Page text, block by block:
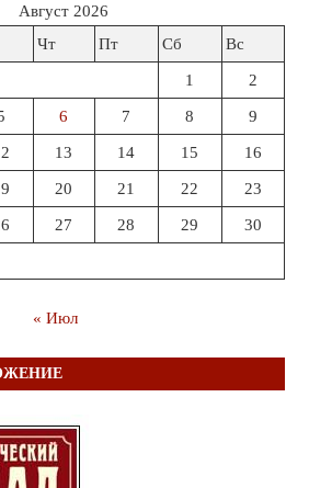
Август 2026
Чт Пт Сб Вс
1 2
6 7 8 9
13 14 15 16
20 21 22 23
27 28 29 30
« Июл